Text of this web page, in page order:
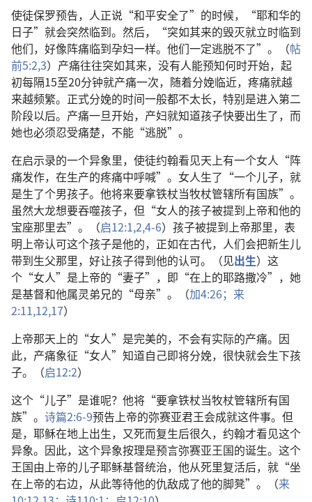
使徒保罗预告，人正说“和平安全了”的时候，“耶和华的
日子”就会突然临到。然后，“突如其来的毁灭就立时临到
他们，好像阵痛临到孕妇一样。他们一定逃脱不了”。（帖
前5:2,3）产痛往往突如其来，没有人能预知何时开始，起
初每隔15至20分钟就产痛一次，随着分娩临近，疼痛就越
来越频繁。正式分娩的时间一般都不太长，特别是进入第二
阶段以后。产痛一旦开始，产妇就知道孩子快要出生了，而
她也必须忍受痛楚，不能“逃脱”。
在启示录的一个异象里，使徒约翰看见天上有一个女人“阵
痛发作，在生产的疼痛中呼喊”。女人生了“一个儿子，就
是生了个男孩子。他将来要拿铁杖当牧杖管辖所有国族”。
虽然大龙想要吞噬孩子，但“女人的孩子被提到上帝和他的
宝座那里去”。（启12:1,2,4-6）孩子被提到上帝那里，表
明上帝认可这个孩子是他的，正如在古代，人们会把新生儿
带到生父那里，好让孩子得到他的认可。（见出生）这
个“女人”是上帝的“妻子”，即“在上的耶路撒冷”，她
是基督和他属灵弟兄的“母亲”。（加4:26； 来
2:11,12,17）
上帝那天上的“女人”是完美的，不会有实际的产痛。因
此，产痛象征“女人”知道自己即将分娩，很快就会生下孩
子。（启12:2）
这个“儿子”是谁呢？他将“要拿铁杖当牧杖管辖所有国
族”。 诗篇2:6-9预告上帝的弥赛亚君王会成就这件事。但
是，耶稣在地上出生，又死而复生后很久，约翰才看见这个
异象。因此，这个异象按理是预言弥赛亚王国的诞生。这个
王国由上帝的儿子耶稣基督统治，他从死里复活后，就“坐
在上帝的右边，从此等待他的仇敌成了他的脚凳”。（来